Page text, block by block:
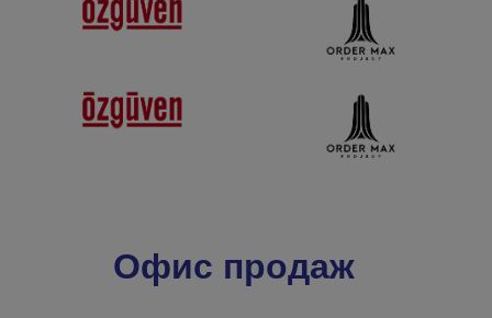
Офис продаж